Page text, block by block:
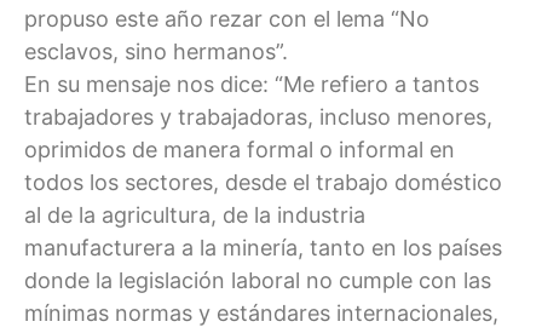
propuso este año rezar con el lema “No
esclavos, sino hermanos”.
En su mensaje nos dice: “Me refiero a tantos
trabajadores y trabajadoras, incluso menores,
oprimidos de manera formal o informal en
todos los sectores, desde el trabajo doméstico
al de la agricultura, de la industria
manufacturera a la minería, tanto en los países
donde la legislación laboral no cumple con las
mínimas normas y estándares internacionales,